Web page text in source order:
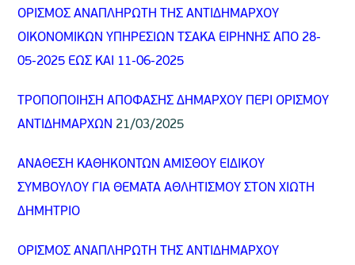
ΟΡΙΣΜΟΣ ΑΝΑΠΛΗΡΩΤΗ ΤΗΣ ΑΝΤΙΔΗΜΑΡΧΟΥ
ΟΙΚΟΝΟΜΙΚΩΝ ΥΠΗΡΕΣΙΩΝ ΤΣΑΚΑ ΕΙΡΗΝΗΣ ΑΠΟ 28-
05-2025 ΕΩΣ ΚΑΙ 11-06-2025
ΤΡΟΠΟΠΟΙΗΣΗ ΑΠΟΦΑΣΗΣ ΔΗΜΑΡΧΟΥ ΠΕΡΙ ΟΡΙΣΜΟΥ
ΑΝΤΙΔΗΜΑΡΧΩΝ 21/03/2025
ΑΝΑΘΕΣΗ ΚΑΘΗΚΟΝΤΩΝ ΑΜΙΣΘΟΥ ΕΙΔΙΚΟΥ
ΣΥΜΒΟΥΛΟΥ ΓΙΑ ΘΕΜΑΤΑ ΑΘΛΗΤΙΣΜΟΥ ΣΤΟΝ ΧΙΩΤΗ
ΔΗΜΗΤΡΙΟ
ΟΡΙΣΜΟΣ ΑΝΑΠΛΗΡΩΤΗ ΤΗΣ ΑΝΤΙΔΗΜΑΡΧΟΥ